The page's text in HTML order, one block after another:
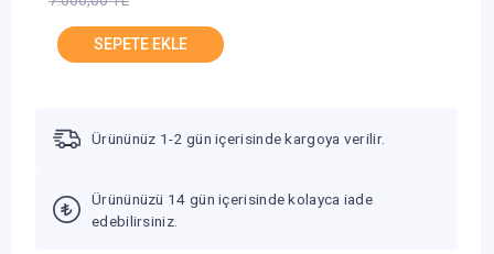
Ürününüz 1-2 gün içerisinde kargoya verilir.
Ürününüzü 14 gün içerisinde kolayca iade
edebilirsiniz.